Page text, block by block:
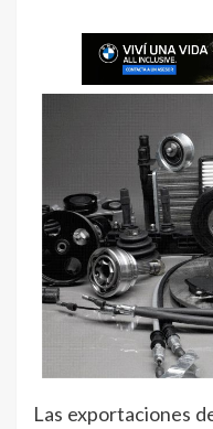
Las exportaciones